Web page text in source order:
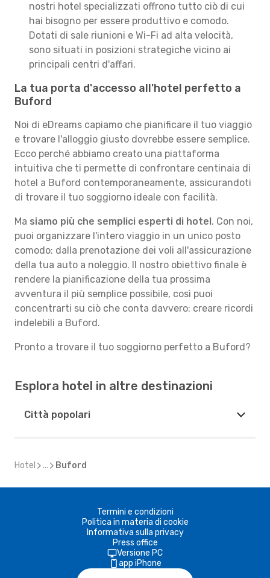
nostri hotel specializzati offrono tutto ciò di cui
hai bisogno per essere produttivo e comodo.
Dotati di sale riunioni e Wi-Fi ad alta velocità,
sono situati in posizioni strategiche vicino ai
principali centri d'affari.
La tua porta d'accesso all'hotel perfetto a
Buford
Noi di eDreams capiamo che pianificare il tuo viaggio
e trovare l'alloggio giusto dovrebbe essere semplice.
Ecco perché abbiamo creato una piattaforma
intuitiva che ti permette di confrontare centinaia di
hotel a Buford contemporaneamente, assicurandoti
di trovare il tuo soggiorno ideale con facilità.
Ma siamo più che semplici esperti di hotel. Con noi,
puoi organizzare l'intero viaggio in un unico posto
comodo: dalla prenotazione dei voli all'assicurazione
della tua auto a noleggio. Il nostro obiettivo finale è
rendere la pianificazione della tua prossima
avventura il più semplice possibile, così puoi
concentrarti su ciò che conta davvero: creare ricordi
indelebili a Buford.
Pronto a trovare il tuo soggiorno perfetto a Buford?
Esplora hotel in altre destinazioni
Città popolari
Hotel ... Buford
Termini e condizioni
Politica in materia di cookie
Informativa sulla privacy
Press office
Versione PC
app iPhone